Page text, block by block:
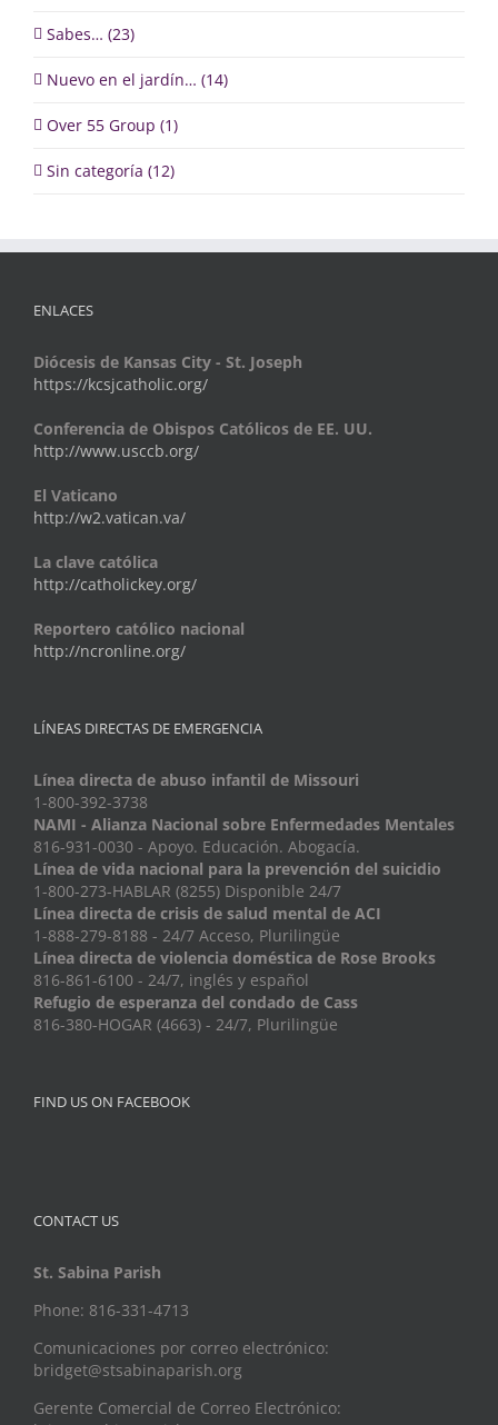
Sabes… (23)
Nuevo en el jardín… (14)
Over 55 Group (1)
Sin categoría (12)
ENLACES
Diócesis de Kansas City - St. Joseph
https://kcsjcatholic.org/
Conferencia de Obispos Católicos de EE. UU.
http://www.usccb.org/
El Vaticano
http://w2.vatican.va/
La clave católica
http://catholickey.org/
Reportero católico nacional
http://ncronline.org/
LÍNEAS DIRECTAS DE EMERGENCIA
Línea directa de abuso infantil de Missouri
1-800-392-3738
NAMI - Alianza Nacional sobre Enfermedades Mentales
816-931-0030 - Apoyo. Educación. Abogacía.
Línea de vida nacional para la prevención del suicidio
1-800-273-HABLAR (8255) Disponible 24/7
Línea directa de crisis de salud mental de ACI
1-888-279-8188 - 24/7 Acceso, Plurilingüe
Línea directa de violencia doméstica de Rose Brooks
816-861-6100 - 24/7, inglés y español
Refugio de esperanza del condado de Cass
816-380-HOGAR (4663) - 24/7, Plurilingüe
FIND US ON FACEBOOK
CONTACT US
St. Sabina Parish
Phone: 816-331-4713
Comunicaciones por correo electrónico:
bridget@stsabinaparish.org
Gerente Comercial de Correo Electrónico: